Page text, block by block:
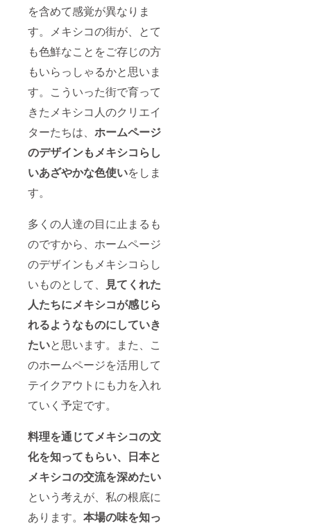
を含めて感覚が異なりま
す。メキシコの街が、とて
も色鮮なことをご存じの方
もいらっしゃるかと思いま
す。こういった街で育って
きたメキシコ人のクリエイ
ターたちは、 ホームページ
のデザインもメキシコらし
いあざやかな色使いをしま
す。
多くの人達の目に止まるも
のですから、ホームページ
のデザインもメキシコらし
いものとして、
見てくれた
人たちにメキシコが感じら
れるようなものにしていき
たいと思います。また、こ
のホームページを活用して
テイクアウトにも力を入れ
ていく予定です。
料理を通じてメキシコの文
化を知ってもらい、日本と
メキシコの交流を深めたい
という考えが、私の根底に
あります。 本場の味を知っ